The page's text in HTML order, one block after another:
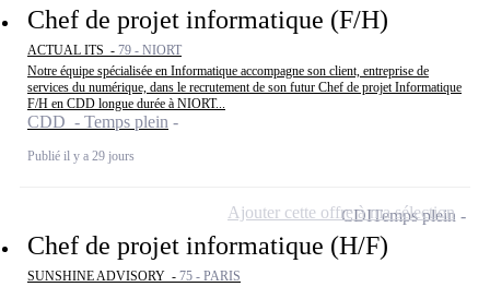
Chef de projet informatique (F/H)
ACTUAL ITS - 79 - NIORT
Notre équipe spécialisée en Informatique accompagne son client, entreprise de
services du numérique, dans le recrutement de son futur Chef de projet Informatique
F/H en CDD longue durée à NIORT...
CDD - Temps plein
Publié il y a 29 jours
Chef de projet informatique (H/F)
SUNSHINE ADVISORY - 75 - PARIS
CDITemps plein
Ajouter cette offre à ma sélection